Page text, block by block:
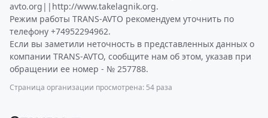
avto.org||http://www.takelagnik.org.
Режим работы TRANS-AVTO рекомендуем уточнить по
телефону +74952294962.
Если вы заметили неточность в представленных данных о
компании TRANS-AVTO, сообщите нам об этом, указав при
обращении ее номер - № 257788.
Страница организации просмотрена: 54 раза